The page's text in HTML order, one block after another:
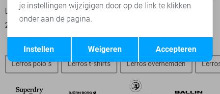
Lerros T-shirt
25,00
Lerros T-shirt
Lerros polo`s Lerros t-shirts Lerros overhemden
Terug Opslaan
je instellingen wijzigigen door op de link te klikken
onder aan de pagina.
Accepteren
Weigeren
Instellen